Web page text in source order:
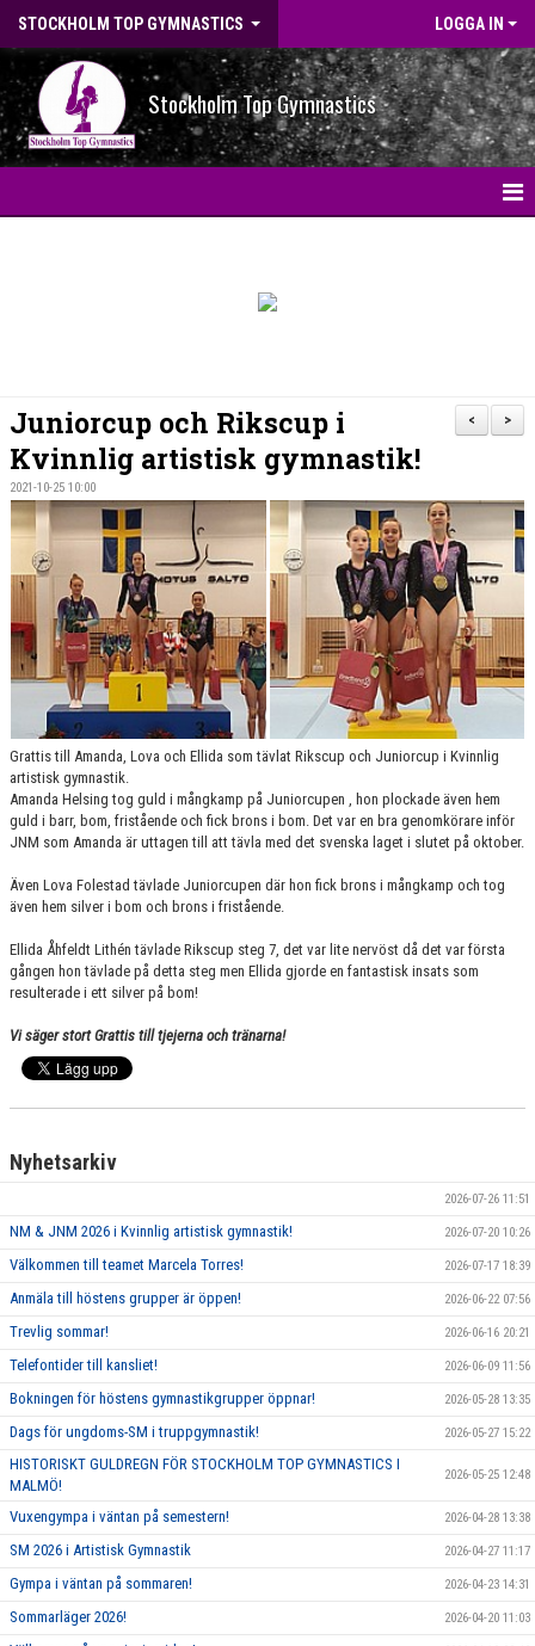
STOCKHOLM TOP GYMNASTICS LOGGA IN
Stockholm Top Gymnastics
OM FÖRENINGEN
STG-HALLEN
VÄRDEGRUND
FÖRENINGSPRODUKTER
KONTAKT
MÄRKESTAGNING
>
<
Juniorcup och Rikscup i
Kvinnlig artistisk gymnastik!
2021-10-25 10:00
Grattis till Amanda, Lova och Ellida som tävlat Rikscup och Juniorcup i Kvinnlig
artistisk gymnastik.
Amanda Helsing tog guld i mångkamp på Juniorcupen , hon plockade även hem
guld i barr, bom, fristående och fick brons i bom. Det var en bra genomkörare inför
JNM som Amanda är uttagen till att tävla med det svenska laget i slutet på oktober.
Även Lova Folestad tävlade Juniorcupen där hon fick brons i mångkamp och tog
även hem silver i bom och brons i fristående.
Ellida Åhfeldt Lithén tävlade Rikscup steg 7, det var lite nervöst då det var första
gången hon tävlade på detta steg men Ellida gjorde en fantastisk insats som
resulterade i ett silver på bom!
Vi säger stort Grattis till tjejerna och tränarna!
Nyhetsarkiv
2026-07-26 11:51
NM & JNM 2026 i Kvinnlig artistisk gymnastik! 2026-07-20 10:26
Välkommen till teamet Marcela Torres! 2026-07-17 18:39
Anmäla till höstens grupper är öppen! 2026-06-22 07:56
Trevlig sommar! 2026-06-16 20:21
Telefontider till kansliet! 2026-06-09 11:56
Bokningen för höstens gymnastikgrupper öppnar! 2026-05-28 13:35
Dags för ungdoms-SM i truppgymnastik! 2026-05-27 15:22
HISTORISKT GULDREGN FÖR STOCKHOLM TOP GYMNASTICS I
MALMÖ!
2026-05-25 12:48
Vuxengympa i väntan på semestern! 2026-04-28 13:38
SM 2026 i Artistisk Gymnastik 2026-04-27 11:17
Gympa i väntan på sommaren! 2026-04-23 14:31
Sommarläger 2026! 2026-04-20 11:03